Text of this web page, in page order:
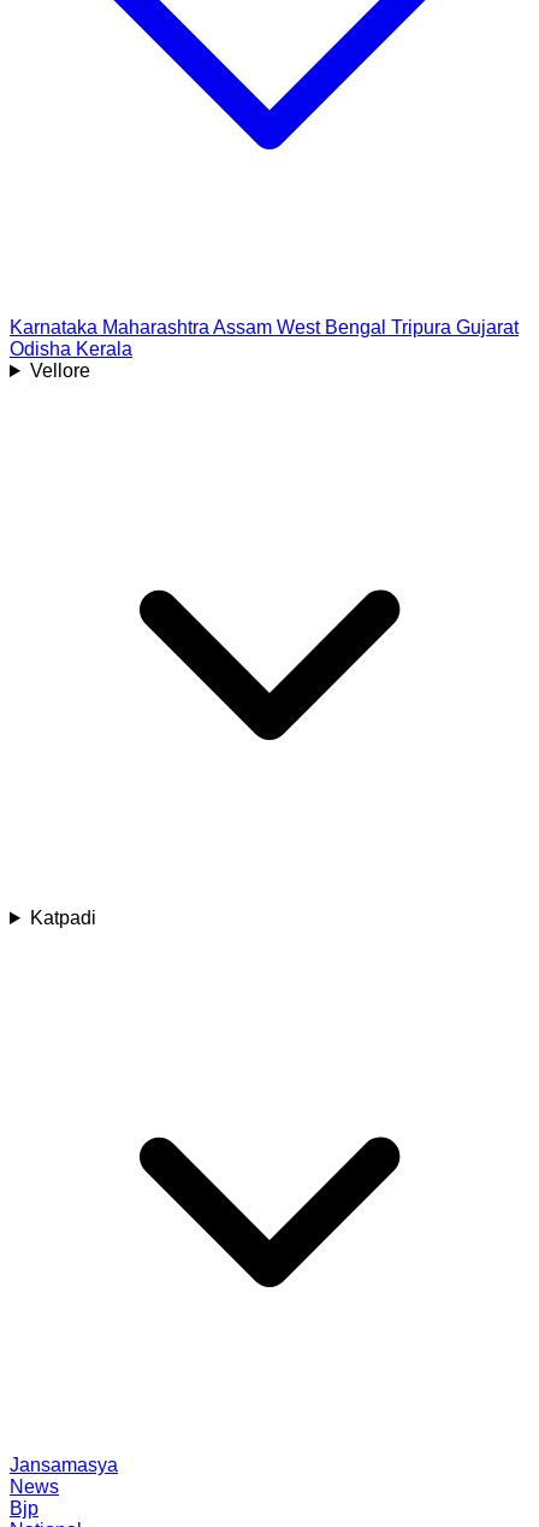
Karnataka Maharashtra Assam West Bengal Tripura Gujarat
Odisha Kerala
Vellore
Katpadi
Jansamasya
News
Bjp